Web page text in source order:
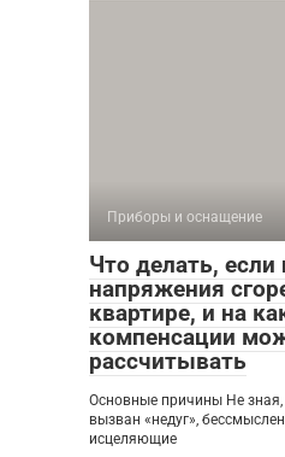
Приборы и оснащение
Что делать, если
напряжения
квартире, и на
компенсации
рассчитывать
Основные причины Не
вызван «недуг»,
исцеляющие